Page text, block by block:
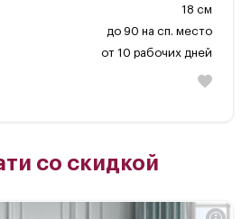
18 см
до 90 на сп. место
от 10 рабочих дней
со скидкой